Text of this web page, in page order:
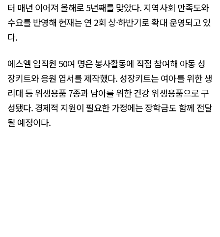
터 매년 이어져 올해로 5년째를 맞았다. 지역사회 만족도와
수요를 반영해 현재는 연 2회 상·하반기로 확대 운영되고 있
다.
에스엘 임직원 50여 명은 봉사활동에 직접 참여해 아동 성
장키트와 응원 엽서를 제작했다. 성장키트는 여아를 위한 생
리대 등 위생용품 7종과 남아를 위한 건강 위생용품으로 구
성됐다. 경제적 지원이 필요한 가정에는 장학금도 함께 전달
될 예정이다.